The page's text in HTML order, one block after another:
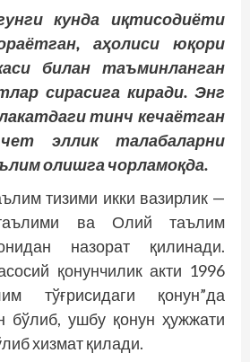
кунда иқтисодиёти
аҳолиси юқори
билан таъминланган
сирасига киради. Энг
тинч кечаётган
эллик талабаларни
олишга чорламоқда.
тизими икки вазирлик —
ва Олий таълим
назорат қилинади.
қонунчилик акти 1996
тўғрисидаги қонун”да
бўлиб, ушбу қонун ҳужжати
хизмат қилади.